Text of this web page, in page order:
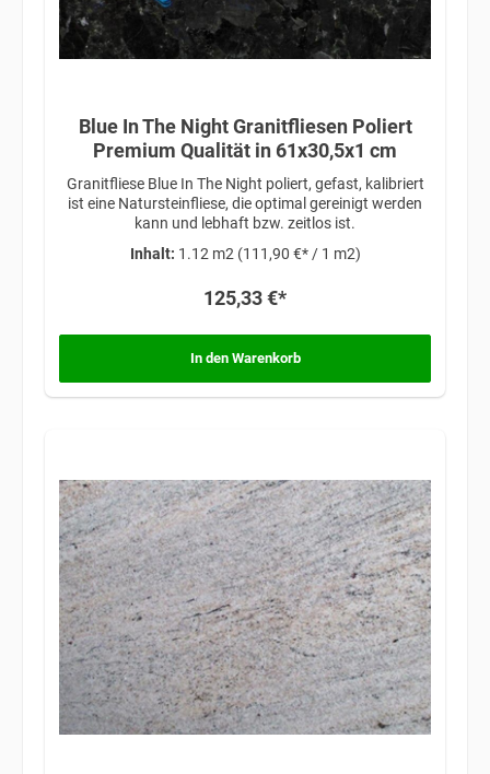
Blue In The Night Granitfliesen Poliert
Premium Qualität in 61x30,5x1 cm
Granitfliese Blue In The Night poliert, gefast, kalibriert
ist eine Natursteinfliese, die optimal gereinigt werden
kann und lebhaft bzw. zeitlos ist.
Inhalt: 1.12 m2 (111,90 €* / 1 m2)
125,33 €*
In den Warenkorb